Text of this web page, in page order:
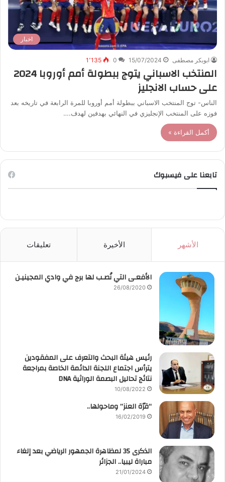
اخبار
ابوبكر مصطفى 15/07/2024
0 1٬135
المنتخب الاسباني يتوج ببطولة أمم أوروبا 2024
على حساب الانجليز
الناس- توج المنتخب الاسباني ببطولة أمم أوروبا للمرة الرابعة في تاريخه بعد
فوزه على المنتخب الإنجليزي في النهائي بهدفين لهدف.…
أكمل القراءة »
تابعنا على فيسبوك
الأشهر الأخيرة تعليقات
الأفعـى التي نُصـب لها برج في وادي المجينيـن
26/08/2020
رئيس هيئة البحث والتعرف على المفقودين
يترأس اجتماع اللجنة الدائمة الخاصة بمراجعة
نتائج تحاليل البصمة الوراثية DNA
10/08/2022
“قرّة العنز” وماحولها..
16/02/2019
الذكرى 35 لمظاهرة الجمهور الرياضي بعد إلغاء
مباراة ليبيا.. الجزائر
21/01/2024